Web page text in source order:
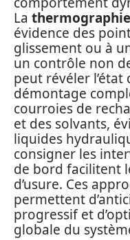
La
évidence des
glissement ou à
un contrôle non
peut révéler l’état
démontage
courroies de
et des solvants,
liquides
consigner les
de bord facilitent
d’usure. Ces
permettent
progressif et
globale du